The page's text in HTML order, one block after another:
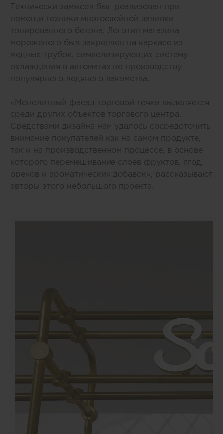
Технически замысел был реализован при
помощи техники многослойной заливки
тонированного бетона. Логотип магазина
мороженого был закреплен на каркасе из
медных трубок, символизирующих систему
охлаждения в автоматах по производству
популярного ледяного лакомства.
«Монолитный фасад торговой точки выделяется
среди других объектов торгового центра.
Средствами дизайна нам удалось сосредоточить
внимание покупателей как на самом продукте,
так и на производственном процессе, в основе
которого перемешивание слоев фруктов, ягод,
орехов и ароматических добавок», рассказывают
авторы этого небольшого проекта.